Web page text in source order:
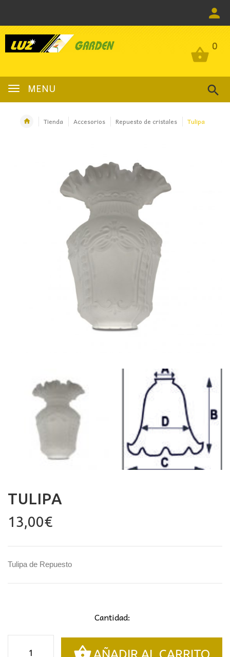
0
MENU
0
Tienda Accesorios Repuesto de cristales Tulipa
TULIPA
13,00€
Tulipa de Repuesto
Cantidad:
AÑADIR AL CARRITO